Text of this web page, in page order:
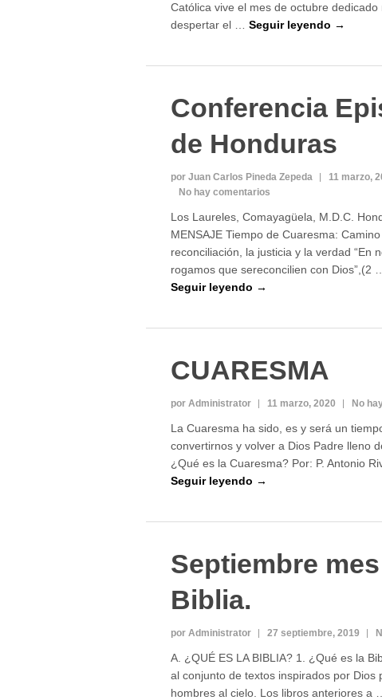
Católica vive el mes de octubre dedicado
despertar el … Seguir leyendo →
Conferencia
de Honduras
por Juan Carlos Pineda Zepeda
11 marzo,
No hay comentarios
Los Laureles, Comayagüela, M.D.C.
MENSAJE Tiempo de Cuaresma:
reconciliación, la justicia y la verdad “En
rogamos que sereconcilien con Dios”,(2 …
Seguir leyendo →
CUARESMA
por Administrator 11 marzo, 2020 No
La Cuaresma ha sido, es y será un
convertirnos y volver a Dios Padre lleno
¿Qué es la Cuaresma? Por: P. Antonio
Seguir leyendo →
Septiembre
Biblia.
por Administrator 27 septiembre, 2019
A. ¿QUÉ ES LA BIBLIA? 1. ¿Qué es la
al conjunto de textos inspirados por Dios
hombres al cielo. Los libros anteriores a …